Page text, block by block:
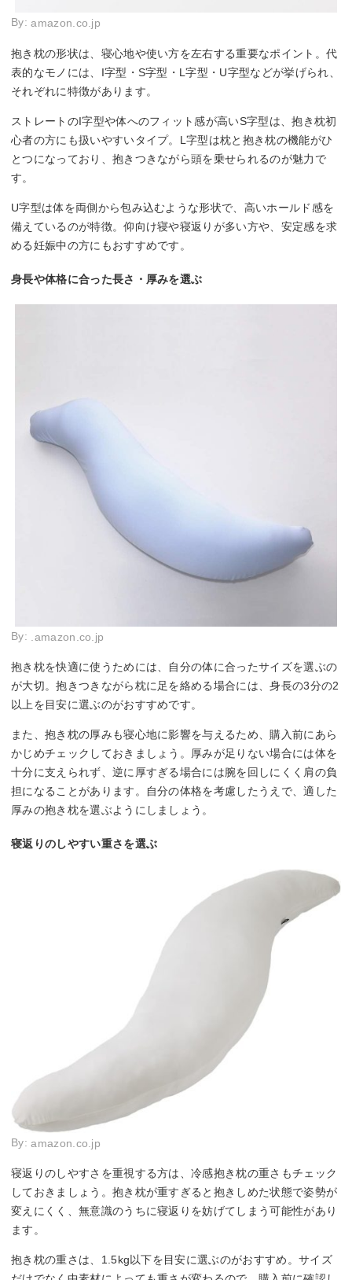
By:amazon.co.jp
抱き枕の形状は、寝心地や使い方を左右する重要なポイント。代
表的なモノには、I字型・S字型・L字型・U字型などが挙げられ、
それぞれに特徴があります。
ストレートのI字型や体へのフィット感が高いS字型は、抱き枕初
心者の方にも扱いやすいタイプ。L字型は枕と抱き枕の機能がひ
とつになっており、抱きつきながら頭を乗せられるのが魅力で
す。
U字型は体を両側から包み込むような形状で、高いホールド感を
備えているのが特徴。仰向け寝や寝返りが多い方や、安定感を求
める妊娠中の方にもおすすめです。
身長や体格に合った長さ・厚みを選ぶ
By: .amazon.co.jp
抱き枕を快適に使うためには、自分の体に合ったサイズを選ぶの
が大切。抱きつきながら枕に足を絡める場合には、身長の3分の2
以上を目安に選ぶのがおすすめです。
また、抱き枕の厚みも寝心地に影響を与えるため、購入前にあら
かじめチェックしておきましょう。厚みが足りない場合には体を
十分に支えられず、逆に厚すぎる場合には腕を回しにくく肩の負
担になることがあります。自分の体格を考慮したうえで、適した
厚みの抱き枕を選ぶようにしましょう。
寝返りのしやすい重さを選ぶ
By:amazon.co.jp
寝返りのしやすさを重視する方は、冷感抱き枕の重さもチェック
しておきましょう。抱き枕が重すぎると抱きしめた状態で姿勢が
変えにくく、無意識のうちに寝返りを妨げてしまう可能性があり
ます。
抱き枕の重さは、1.5kg以下を目安に選ぶのがおすすめ。サイズ